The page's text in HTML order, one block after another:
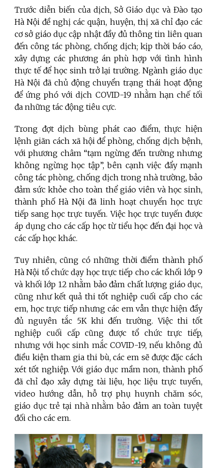
Trước diễn biến của dịch, Sở Giáo dục và Đào tạo
Hà Nội đề nghị các quận, huyện, thị xã chỉ đạo các
cơ sở giáo dục cập nhật đầy đủ thông tin liên quan
đến công tác phòng, chống dịch; kịp thời báo cáo,
xây dựng các phương án phù hợp với tình hình
thực tế để học sinh trở lại trường. Ngành giáo dục
Hà Nội đã chủ động chuyển trạng thái hoạt động
để ứng phó với dịch COVID-19 nhằm hạn chế tối
đa những tác động tiêu cực.
Trong đợt dịch bùng phát cao điểm, thực hiện
lệnh giãn cách xã hội để phòng, chống dịch bệnh,
với phương châm “tạm ngừng đến trường nhưng
không ngừng học tập”, bên cạnh việc đẩy mạnh
công tác phòng, chống dịch trong nhà trường, bảo
đảm sức khỏe cho toàn thể giáo viên và học sinh,
thành phố Hà Nội đã linh hoạt chuyển học trực
tiếp sang học trực tuyến. Việc học trực tuyến được
áp dụng cho các cấp học từ tiểu học đến đại học và
các cấp học khác.
Tuy nhiên, cũng có những thời điểm thành phố
Hà Nội tổ chức dạy học trực tiếp cho các khối lớp 9
và khối lớp 12 nhằm bảo đảm chất lượng giáo dục,
cũng như kết quả thi tốt nghiệp cuối cấp cho các
em, học trực tiếp nhưng các em vẫn thực hiện đầy
đủ nguyên tắc 5K khi đến trường. Việc thi tốt
nghiệp cuối cấp cũng được tổ chức trực tiếp,
nhưng với học sinh mắc COVID-19, nếu không đủ
điều kiện tham gia thi bù, các em sẽ được đặc cách
xét tốt nghiệp. Với giáo dục mầm non, thành phố
đã chỉ đạo xây dựng tài liệu, học liệu trực tuyến,
video hướng dẫn, hỗ trợ phụ huynh chăm sóc,
giáo dục trẻ tại nhà nhằm bảo đảm an toàn tuyệt
đối cho các em.